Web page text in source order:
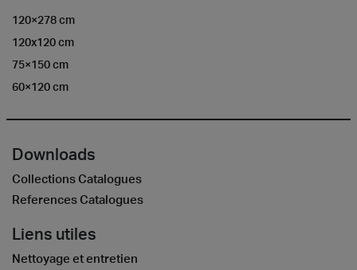
120×278 cm
120x120 cm
75×150 cm
60×120 cm
Downloads
Collections Catalogues
References Catalogues
Liens utiles
Nettoyage et entretien